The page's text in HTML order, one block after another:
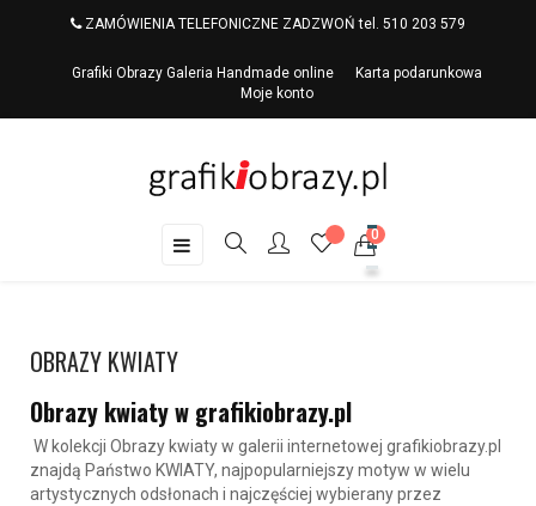
ZAMÓWIENIA TELEFONICZNE ZADZWOŃ tel. 510 203 579
Grafiki Obrazy Galeria Handmade online
Karta podarunkowa
Moje konto
Toggle
☰ 0
OBRAZY KWIATY
Obrazy kwiaty w grafikiobrazy.pl
W kolekcji Obrazy kwiatyw galerii internetowej grafikiobrazy.pl
znajdą Państwo KWIATY, najpopularniejszy motyw w wielu
artystycznych odsłonach i najczęściej wybierany przez